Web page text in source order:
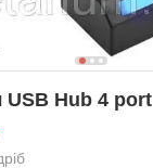
USB Hub 4 port